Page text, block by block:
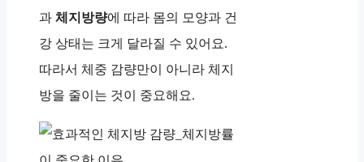
과 체지방량에 따라 몸의 모양과 건
강 상태는 크게 달라질 수 있어요.
따라서 체중 감량만이 아니라 체지
방을 줄이는 것이 중요해요.